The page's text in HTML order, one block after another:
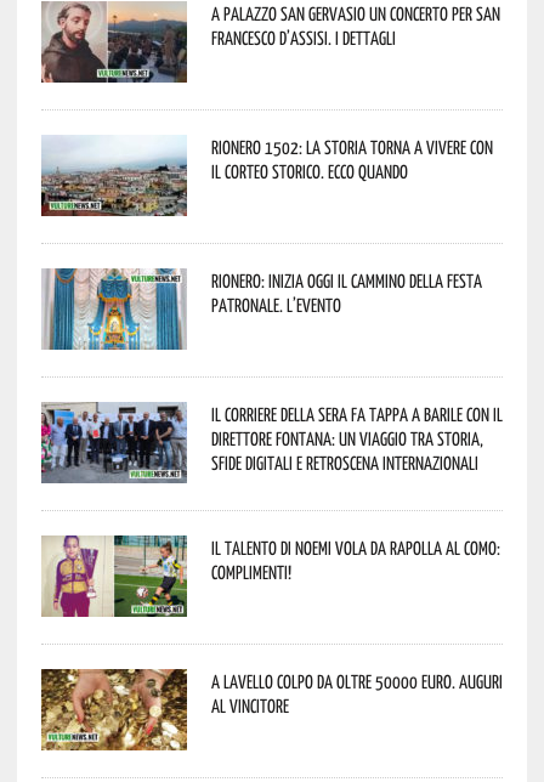
A Palazzo San Gervasio un concerto per San
Francesco d’Assisi. I dettagli
Rionero 1502: la storia torna a vivere con
il Corteo Storico. Ecco quando
Rionero: inizia oggi il cammino della Festa
Patronale. L’evento
Il Corriere della Sera fa tappa a Barile con il
Direttore Fontana: un viaggio tra storia,
sfide digitali e retroscena internazionali
Il talento di Noemi vola da Rapolla al Como:
complimenti!
A Lavello colpo da oltre 50000 euro. Auguri
al vincitore